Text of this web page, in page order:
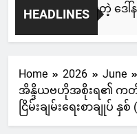
HEADLINES
ေးနဲ့ ရေးဆွဲထားတဲ့ ဒေါ်နယ်
Home 2026
June
အိန္ဒိယဗဟိုအစိုးရ၏ က
ငြိမ်းချမ်းရေးစာချုပ် နှစ်